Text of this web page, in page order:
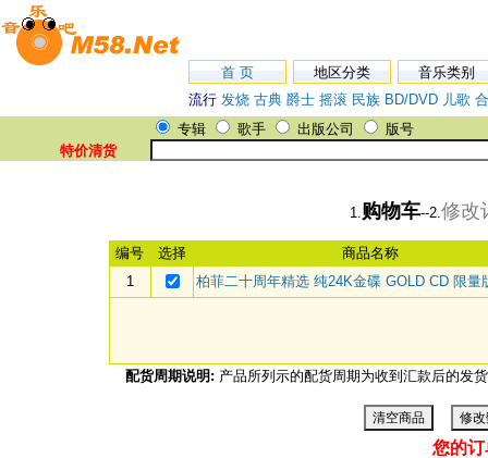
首 页 地区分类
音乐类别
流行 发烧 古典 爵士 摇滚 民族 BD/DVD 儿歌
特价清货
专辑 歌手 出版公司 版号
1.购物车--2.修改
编号 选择
商品名称
1
柏菲二十周年精选 纯24K金碟 GOLD CD 限量
配货周期说明: 产品所列示的配货周期为收到汇款后的发
您的